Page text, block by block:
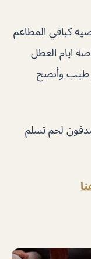
كباقي المطاعم
ايام العطل
طيب وأنصح
مدفون لحم تسلم